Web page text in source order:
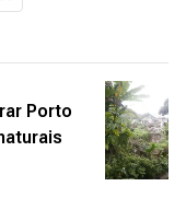
Porto